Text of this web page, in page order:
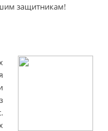
защитникам!